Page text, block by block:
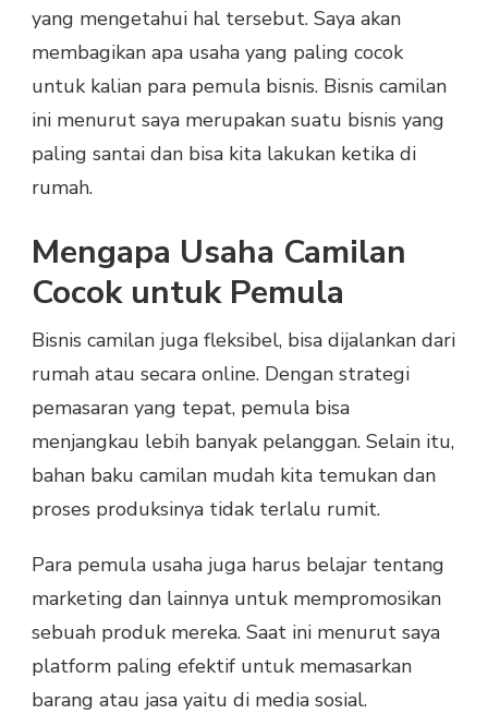
yang mengetahui hal tersebut. Saya akan
membagikan apa usaha yang paling cocok
untuk kalian para pemula bisnis. Bisnis camilan
ini menurut saya merupakan suatu bisnis yang
paling santai dan bisa kita lakukan ketika di
rumah.
Mengapa Usaha Camilan
Cocok untuk Pemula
Bisnis camilan juga fleksibel, bisa dijalankan dari
rumah atau secara online. Dengan strategi
pemasaran yang tepat, pemula bisa
menjangkau lebih banyak pelanggan. Selain itu,
bahan baku camilan mudah kita temukan dan
proses produksinya tidak terlalu rumit.
Para pemula usaha juga harus belajar tentang
marketing dan lainnya untuk mempromosikan
sebuah produk mereka. Saat ini menurut saya
platform paling efektif untuk memasarkan
barang atau jasa yaitu di media sosial.